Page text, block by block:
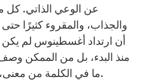
عن الوعي الذاتي. كل
والجذاب، والمقروء كثيرًا
أن ارتداد أغسطينوس لم يكن
منذ البدء، بل من الممكن
ما في الكلمة من معنى، ويبقى مثالاً يُقتدى لجميعنا.